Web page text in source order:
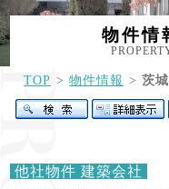
物件情
TOP 物件情報 茨
他社物件 建築会社